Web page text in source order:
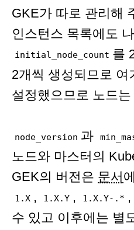
GKE가 따로 관리해
인스턴스 목록에도
initial_node_count 를
2개씩 생성되므로 여
설정했으므로 노드
node_version 과
노드와 마스터의
GEK의 버전은 문서
1.X , 1.X.Y , 1.X.Y-.* ,
수 있고 이후에는 별